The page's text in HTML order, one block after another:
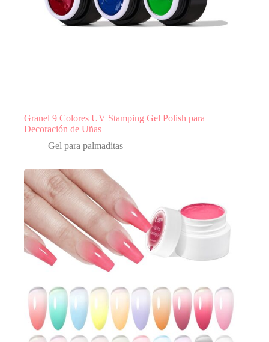
Granel 9 Colores UV Stamping Gel Polish para
Decoración de Uñas
Gel para palmaditas